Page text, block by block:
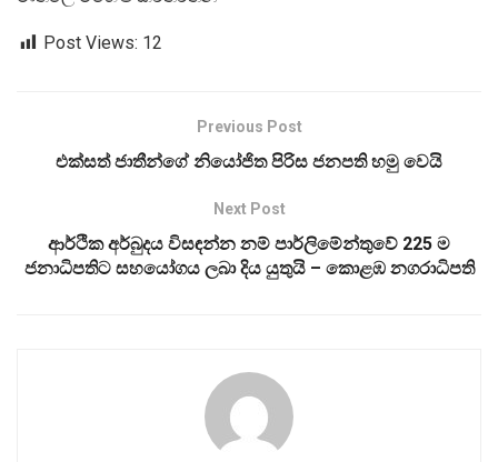
Post Views: 12
Previous Post
එක්සත් ජාතීන්ගේ නියෝජිත පිරිස ජනපති හමු‍ වෙයි
Next Post
ආර්ථික අර්බුදය විසඳන්න නම් පාර්ලිමේන්තුවේ 225 ම
ජනාධිපතිට සහයෝගය ලබා දිය යුතුයි – කොළඹ නගරාධිපති